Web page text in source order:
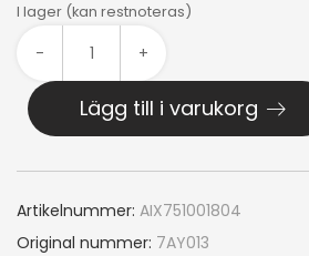
I lager (kan restnoteras)
- +
Lägg till i varukorg
Artikelnummer: AIX751001804
Original nummer: 7AY013